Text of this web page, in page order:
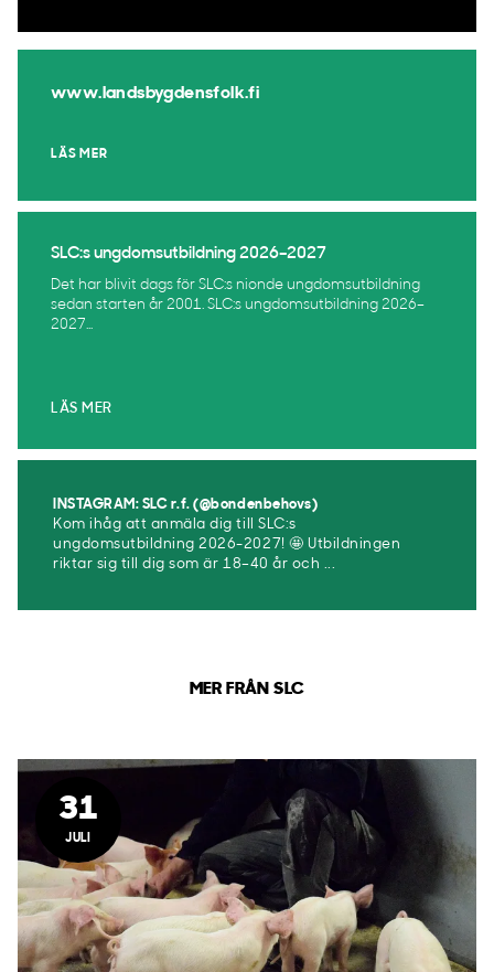
www.landsbygdensfolk.fi
LÄS MER
SLC:s ungdomsutbildning 2026–2027
Det har blivit dags för SLC:s nionde ungdomsutbildning
sedan starten år 2001. SLC:s ungdomsutbildning 2026–
2027...
LÄS MER
INSTAGRAM: SLC r.f. (@bondenbehovs)
Kom ihåg att anmäla dig till SLC:s
ungdomsutbildning 2026-2027! 🤩 Utbildningen
riktar sig till dig som är 18–40 år och ...
MER FRÅN SLC
31
JULI